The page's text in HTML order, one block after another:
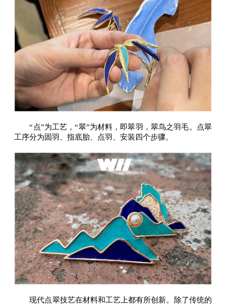
“点”为工艺，“翠”为材料，即翠羽，翠鸟之羽毛。点翠
工序分为固羽、指底胎、点羽、安装四个步骤。
现代点翠技艺在材料和工艺上都有所创新。除了传统的